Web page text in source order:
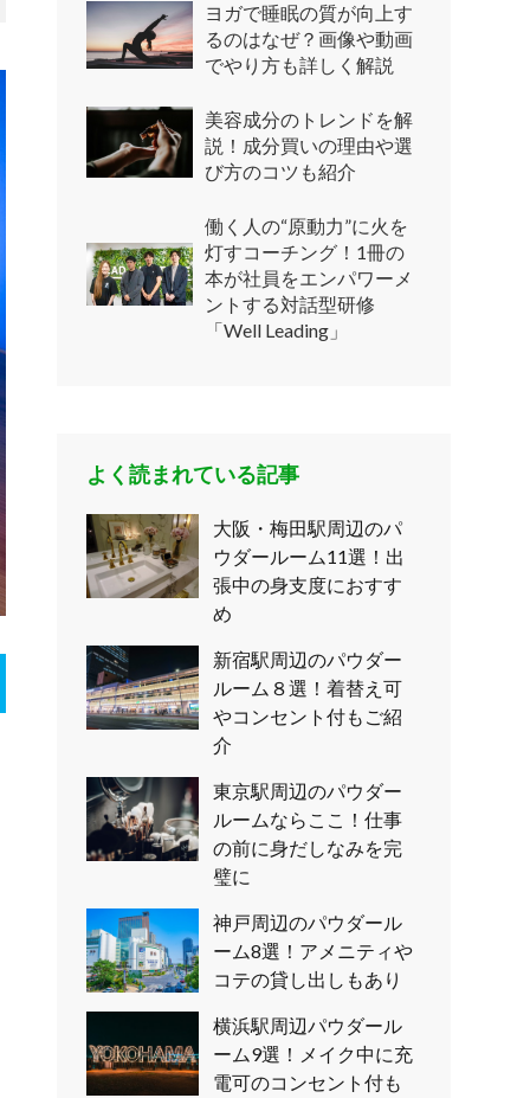
ヨガで睡眠の質が向上す
るのはなぜ？画像や動画
でやり方も詳しく解説
美容成分のトレンドを解
説！成分買いの理由や選
び方のコツも紹介
働く人の“原動力”に火を
灯すコーチング！1冊の
本が社員をエンパワーメ
ントする対話型研修
「Well Leading」
よく読まれている記事
大阪・梅田駅周辺のパ
ウダールーム11選！出
張中の身支度におすす
め
新宿駅周辺のパウダー
ルーム８選！着替え可
やコンセント付もご紹
介
東京駅周辺のパウダー
ルームならここ！仕事
の前に身だしなみを完
璧に
神戸周辺のパウダール
ーム8選！アメニティや
コテの貸し出しもあり
横浜駅周辺パウダール
ーム9選！メイク中に充
電可のコンセント付も